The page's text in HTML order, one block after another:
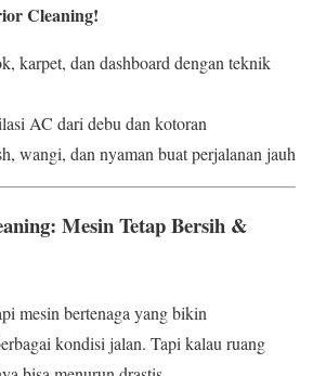
Cleaning!
karpet, dan dashboard dengan teknik
AC dari debu dan kotoran
wangi, dan nyaman buat perjalanan jauh
Mesin Tetap Bersih &
mesin bertenaga yang bikin
kondisi jalan. Tapi kalau ruang